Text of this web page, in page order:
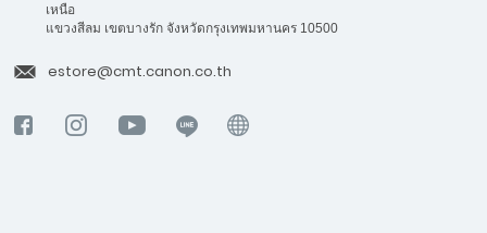
เหนือ
แขวงสีลม เขตบางรัก จังหวัดกรุงเทพมหานคร 10500
estore@cmt.canon.co.th